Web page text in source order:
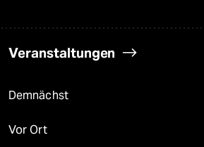
Veranstaltungen
Demnächst
Vor Ort